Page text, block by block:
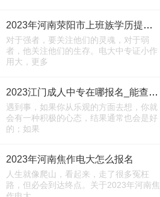
2023年河南荥阳市上班族学历提升学历承认吗
对于强者，要关注他们的灵魂，对于弱
者，他关注他们的生存。电大中专证小作
用大，更多
2023江门成人中专在哪报名_能查到吗
遇到事，如果你从乐观的方面去想，你就
会有一种积极的心态，结果通常也会是好
的；如果
2023年河南焦作电大怎么报名
人生就像爬山，看起来，走了很多冤枉
路，但必会到达终点。关于2023年河南焦